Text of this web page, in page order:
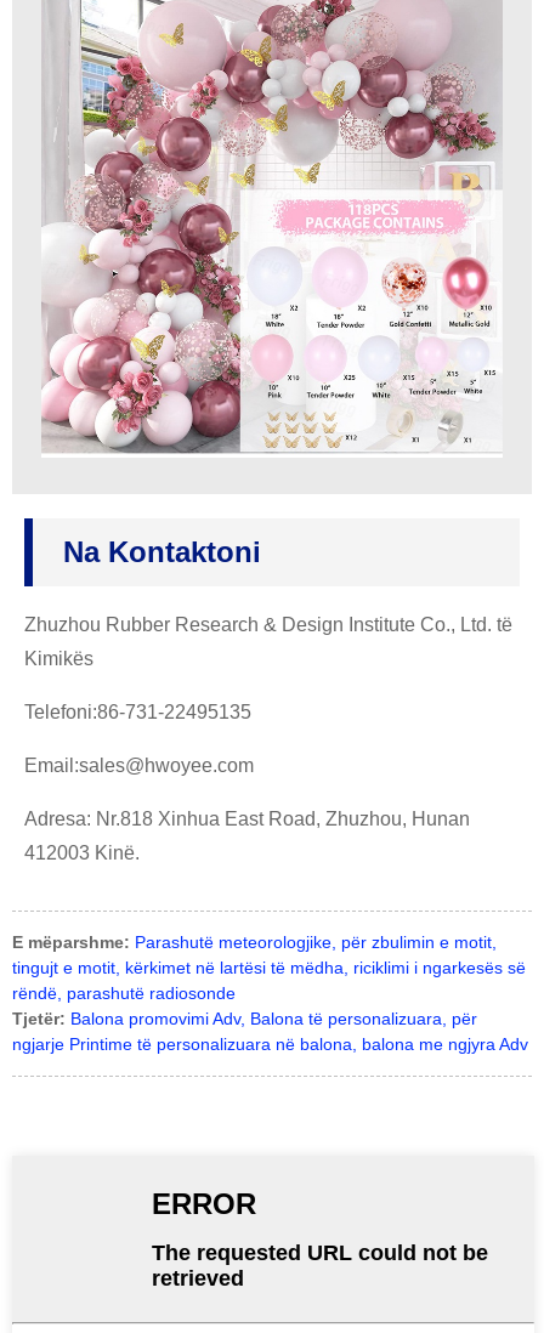
Na Kontaktoni
Zhuzhou Rubber Research & Design Institute Co., Ltd. të
Kimikës
Telefoni:86-731-22495135
Email:sales@hwoyee.com
Adresa: Nr.818 Xinhua East Road, Zhuzhou, Hunan
412003 Kinë.
E mëparshme: Parashutë meteorologjike, për zbulimin e motit,
tingujt e motit, kërkimet në lartësi të mëdha, riciklimi i ngarkesës së
rëndë, parashutë radiosonde
Tjetër: Balona promovimi Adv, Balona të personalizuara, për
ngjarje Printime të personalizuara në balona, ​​balona me ngjyra Adv